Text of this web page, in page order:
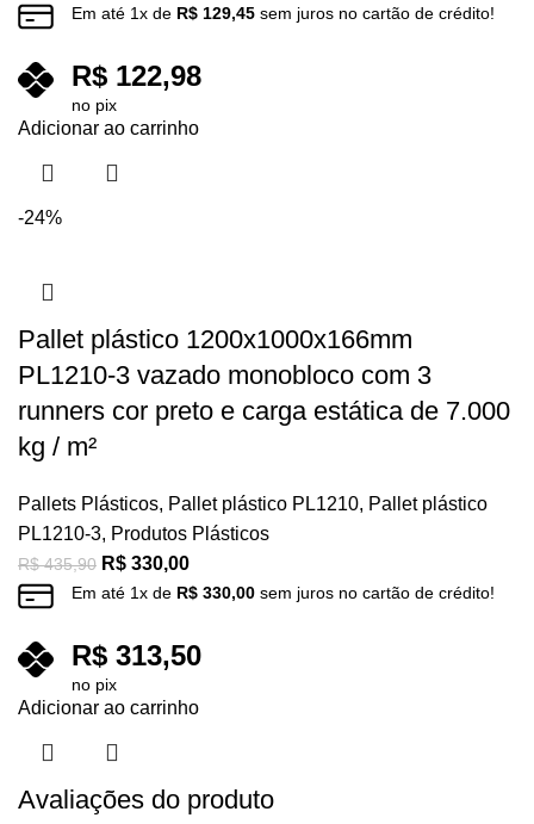
Em até 1x de R$ 129,45 sem juros no cartão de crédito!
R$ 122,98
no pix
Adicionar ao carrinho
-24%
Pallet plástico 1200x1000x166mm
PL1210-3 vazado monobloco com 3
runners cor preto e carga estática de 7.000
kg / m²
Pallets Plásticos, Pallet plástico PL1210, Pallet plástico
PL1210-3, Produtos Plásticos
R$435,90 R$ 330,00
Em até 1x de R$ 330,00 sem juros no cartão de crédito!
R$ 313,50
no pix
Adicionar ao carrinho
Avaliações do produto